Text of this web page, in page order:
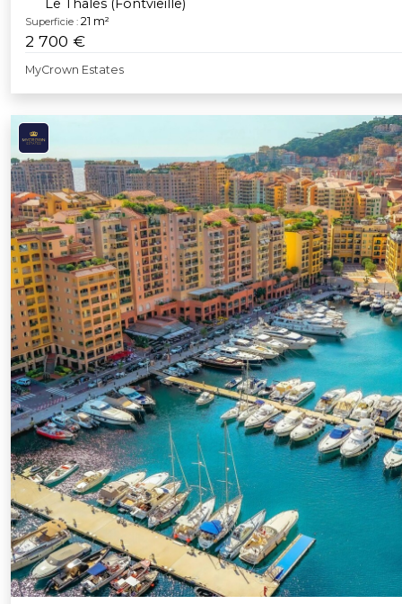
Le Thalès (Fontvieille)
Superficie : 21 m²
2 700 €
MyCrown Estates